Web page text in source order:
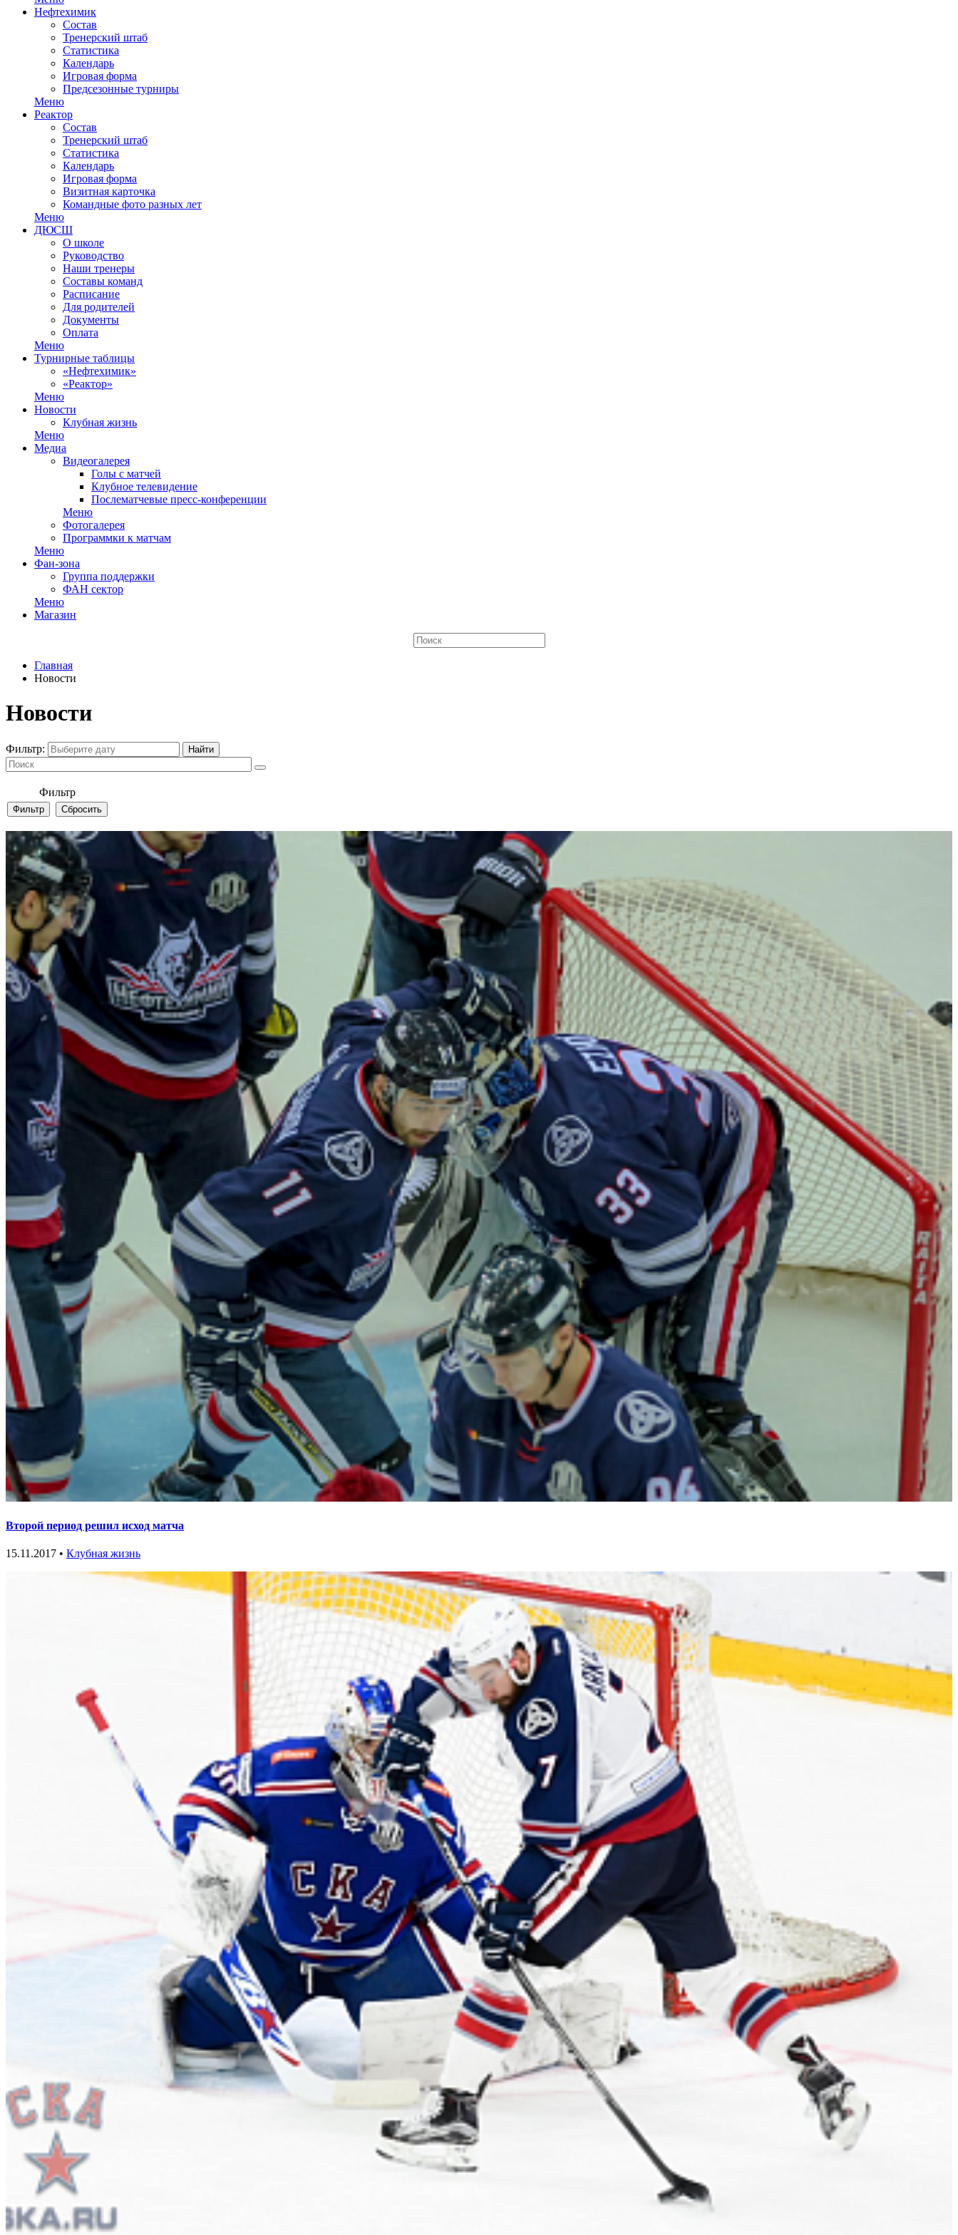
Нефтехимик
Состав
Тренерский штаб
Статистика
Календарь
Игровая форма
Предсезонные турниры
Меню
Реактор
Состав
Тренерский штаб
Статистика
Календарь
Игровая форма
Визитная карточка
Командные фото разных лет
Меню
ДЮСШ
О школе
Руководство
Наши тренеры
Составы команд
Расписание
Для родителей
Документы
Оплата
Меню
Турнирные таблицы
«Нефтехимик»
«Реактор»
Меню
Новости
Клубная жизнь
Меню
Медиа
Видеогалерея
Голы с матчей
Клубное телевидение
Послематчевые пресс-конференции
Меню
Фотогалерея
Программки к матчам
Меню
Фан-зона
Группа поддержки
ФАН сектор
Меню
Магазин
Главная
Новости
Новости
Фильтр:
Фильтр
Второй период решил исход матча
15.11.2017 • Клубная жизнь